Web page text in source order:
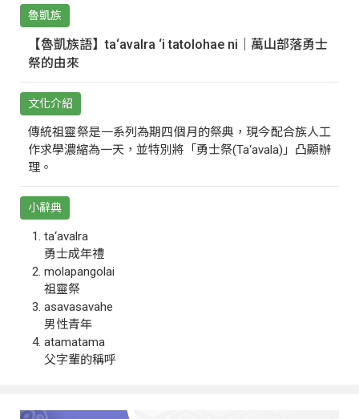
魯凱族
【魯凱族語】ta‘avalra ‘i tatolohae ni｜萬山部落勇士
祭的由來
文化介紹
傳統祖靈祭是一系列為期四個月的祭典，現今配合族人工
作求學濃縮為一天，並特別將「勇士祭(Ta‘avala)」凸顯辦
理。
小辭典
ta‘avalra
勇士成年禮
molapangolai
祖靈祭
asavasavahe
男性青年
atamatama
父字輩的稱呼